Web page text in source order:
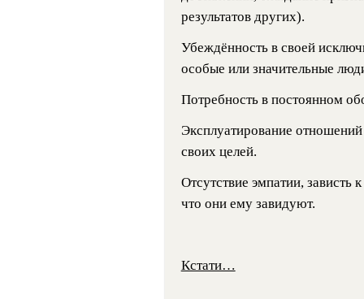
результатов других).
Убеждённость в своей
особые или значительные
Потребность в постоянном
Эксплуатирование
своих целей.
Отсутствие эмпатии, зависть
что они ему завидуют.
Кстати…